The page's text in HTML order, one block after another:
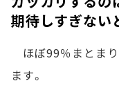
期待しすぎない
ほぼ99％まとまり
ます。